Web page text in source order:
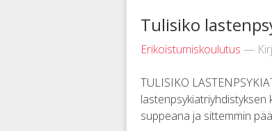
Tulisiko
Erikoistumiskoulutus —
TULISIKO
suppeana ja sittemmin